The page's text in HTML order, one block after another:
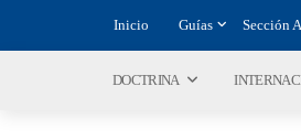
Inicio Guías Sección
DOCTRINA